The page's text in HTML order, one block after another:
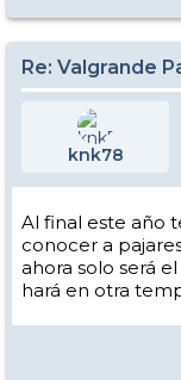
Re: Valgrande
knk78
Al final este año
conocer a
ahora solo será
hará en otra